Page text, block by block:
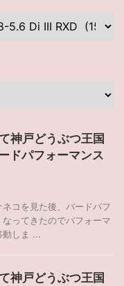
神戸どうぶつ王国
ドパフォーマンス
コを見た後、バードパフ
ってきたのでパフォーマ
動しま ...
神戸どうぶつ王国